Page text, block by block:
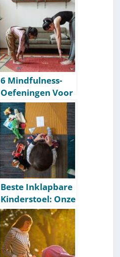
bewezen
voordelen]
6 Mindfulness-
Oefeningen Voor
Kinderen [Tekst]
[Snel & Direct
Toepasbaar]
Beste Inklapbare
Kinderstoel: Onze
Aanbevelingen
[Getest] [2026]